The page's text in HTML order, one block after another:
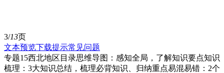
3/13页
文本预览下载提示常见问题
专题15西北地区目录思维导图：感知全局，了解知识要点知识
梳理：3大知识总结，梳理必背知识、归纳重点易混易错：2个